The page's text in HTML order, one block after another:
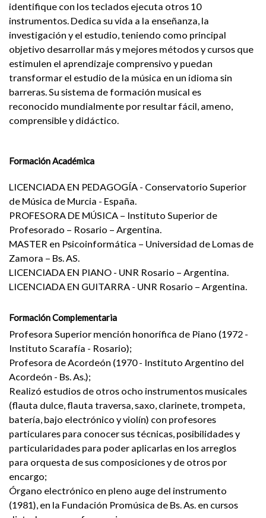
identifique con los teclados ejecuta otros 10
instrumentos. Dedica su vida a la enseñanza, la
investigación y el estudio, teniendo como principal
objetivo desarrollar más y mejores métodos y cursos que
estimulen el aprendizaje comprensivo y puedan
transformar el estudio de la música en un idioma sin
barreras. Su sistema de formación musical es
reconocido mundialmente por resultar fácil, ameno,
comprensible y didáctico.
Formación Académica
LICENCIADA EN PEDAGOGÍA - Conservatorio Superior
de Música de Murcia - España.
PROFESORA DE MÚSICA – Instituto Superior de
Profesorado – Rosario – Argentina.
MASTER en Psicoinformática – Universidad de Lomas de
Zamora – Bs. AS.
LICENCIADA EN PIANO - UNR Rosario – Argentina.
LICENCIADA EN GUITARRA - UNR Rosario – Argentina.
Formación Complementaria
Profesora Superior mención honorífica de Piano (1972 -
Instituto Scarafía - Rosario);
Profesora de Acordeón (1970 - Instituto Argentino del
Acordeón - Bs. As.);
Realizó estudios de otros ocho instrumentos musicales
(flauta dulce, flauta traversa, saxo, clarinete, trompeta,
batería, bajo electrónico y violín) con profesores
particulares para conocer sus técnicas, posibilidades y
particularidades para poder aplicarlas en los arreglos
para orquesta de sus composiciones y de otros por
encargo;
Órgano electrónico en pleno auge del instrumento
(1981), en la Fundación Promúsica de Bs. As. en cursos